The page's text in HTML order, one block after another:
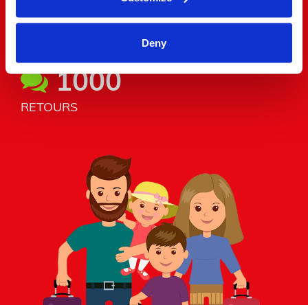
Deny
UTILISATEURS
1000
RETOURS